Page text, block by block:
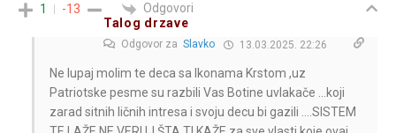
1 -13
Odgovori
Talog drzave
Odgovor za Slavko 13.03.2025. 22:26
Ne lupaj molim te deca sa Ikonama Krstom ,uz
Patriotske pesme su razbili Vas Botine uvlakače …koji
zarad sitnih ličnih intresa i svoju decu bi gazili ….SISTEM